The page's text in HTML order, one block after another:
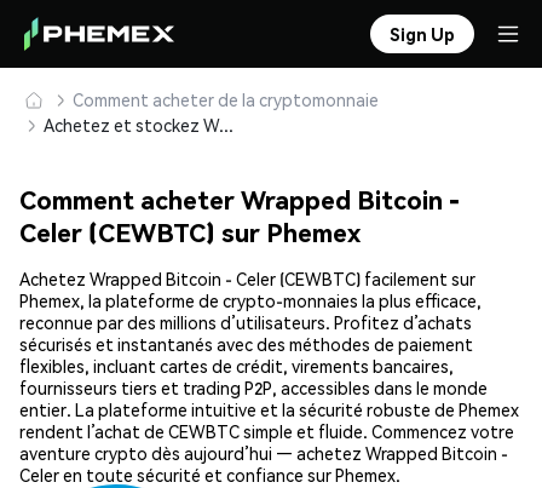
Sign Up
Comment acheter de la cryptomonnaie
Achetez et stockez Wrapped Bitcoin - Celer (CEWBTC) en toute sécurité
Comment acheter Wrapped Bitcoin -
Celer (CEWBTC) sur Phemex
Achetez Wrapped Bitcoin - Celer (CEWBTC) facilement sur
Phemex, la plateforme de crypto-monnaies la plus efficace,
reconnue par des millions d’utilisateurs. Profitez d’achats
sécurisés et instantanés avec des méthodes de paiement
flexibles, incluant cartes de crédit, virements bancaires,
fournisseurs tiers et trading P2P, accessibles dans le monde
entier. La plateforme intuitive et la sécurité robuste de Phemex
rendent l’achat de CEWBTC simple et fluide. Commencez votre
aventure crypto dès aujourd’hui — achetez Wrapped Bitcoin -
Celer en toute sécurité et confiance sur Phemex.